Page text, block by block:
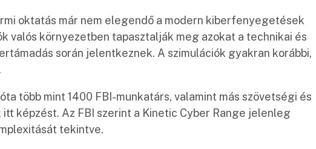
oktatás már nem elegendő a modern kiberfenyegetések
valós környezetben tapasztalják meg azokat a technikai és
során jelentkeznek. A szimulációk gyakran korábbi,
több mint 1400 FBI-munkatárs, valamint más szövetségi és
képzést. Az FBI szerint a Kinetic Cyber Range jelenleg
tekintve.